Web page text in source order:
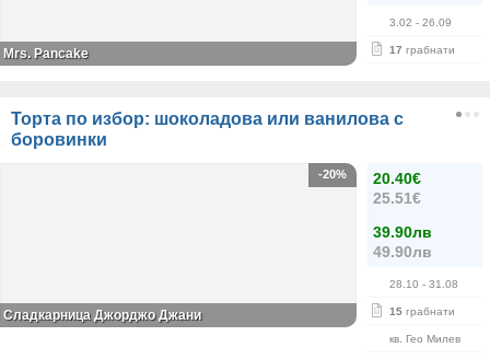
3.02 - 26.09
17 грабнати
Mrs. Pancake
Торта по избор: шоколадова или ванилова с
боровинки
20.40€
25.51€
39.90лв
49.90лв
28.10 - 31.08
15 грабнати
кв. Гео Милев
-20%
Сладкарница Джорджо Джани